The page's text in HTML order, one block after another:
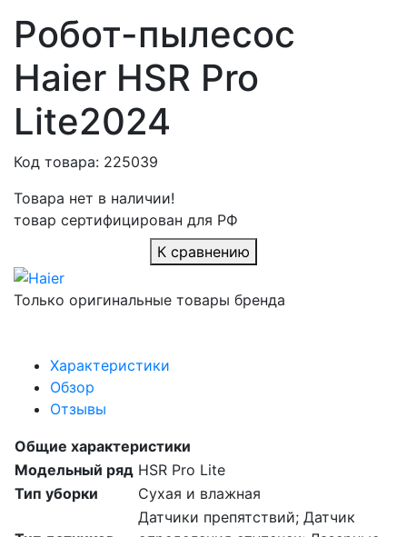
Робот-пылесос
Haier HSR Pro
Lite2024
Код товара: 225039
Товара нет в наличии!
товар сертифицирован для РФ
К сравнению
Только оригинальные товары бренда
Характеристики
Обзор
Отзывы
Общие характеристики
Модельный ряд HSR Pro Lite
Тип уборки
Сухая и влажная
Датчики препятствий; Датчик